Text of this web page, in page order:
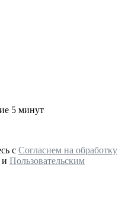
5 минут
с Согласием на обработку
и Пользовательским